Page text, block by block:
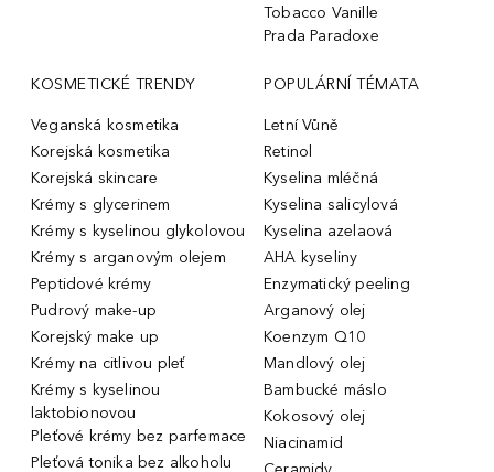
Tobacco Vanille
Prada Paradoxe
KOSMETICKÉ TRENDY
Veganská kosmetika
Korejská kosmetika
Korejská skincare
Krémy s glycerinem
Krémy s kyselinou glykolovou
Krémy s arganovým olejem
Peptidové krémy
Pudrový make-up
Korejský make up
Krémy na citlivou pleť
Krémy s kyselinou
laktobionovou
Pleťové krémy bez parfemace
Pleťová tonika bez alkoholu
POPULÁRNÍ TÉMATA
Letní Vůně
Retinol
Kyselina mléčná
Kyselina salicylová
Kyselina azelaová
AHA kyseliny
Enzymatický peeling
Arganový olej
Koenzym Q10
Mandlový olej
Bambucké máslo
Kokosový olej
Niacinamid